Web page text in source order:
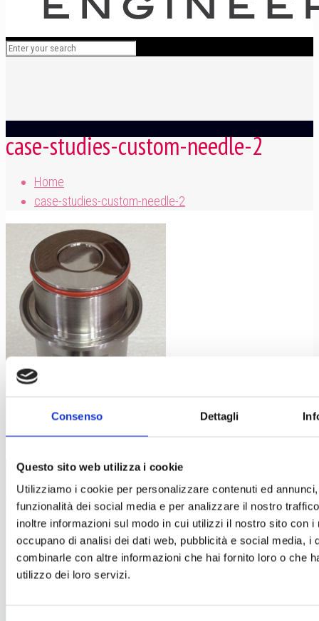
Consenso Dettagli
Questo sito web utilizza i cookie
Utilizziamo i cookie per personalizzare contenuti ed
funzionalità dei social media e per analizzare il nostro
inoltre informazioni sul modo in cui utilizzi il nostro sito con i
occupano di analisi dei dati web, pubblicità e social media, i
combinarle con altre informazioni che hai fornito loro o che
utilizzo dei loro servizi.
case-studies-custom-needle-2
Home
case-studies-custom-needle-2
Valvengineering s.r.l.
Valve Engineering Srlis a specialist manufacturer of valves
for handling powders in the Pharmaceutical, fine chemical, food
and cosmetics industries. We are located near the town of
Lucca in Tuscany, Italy in an area renowned for its skilled
mechanical engineers and designers.